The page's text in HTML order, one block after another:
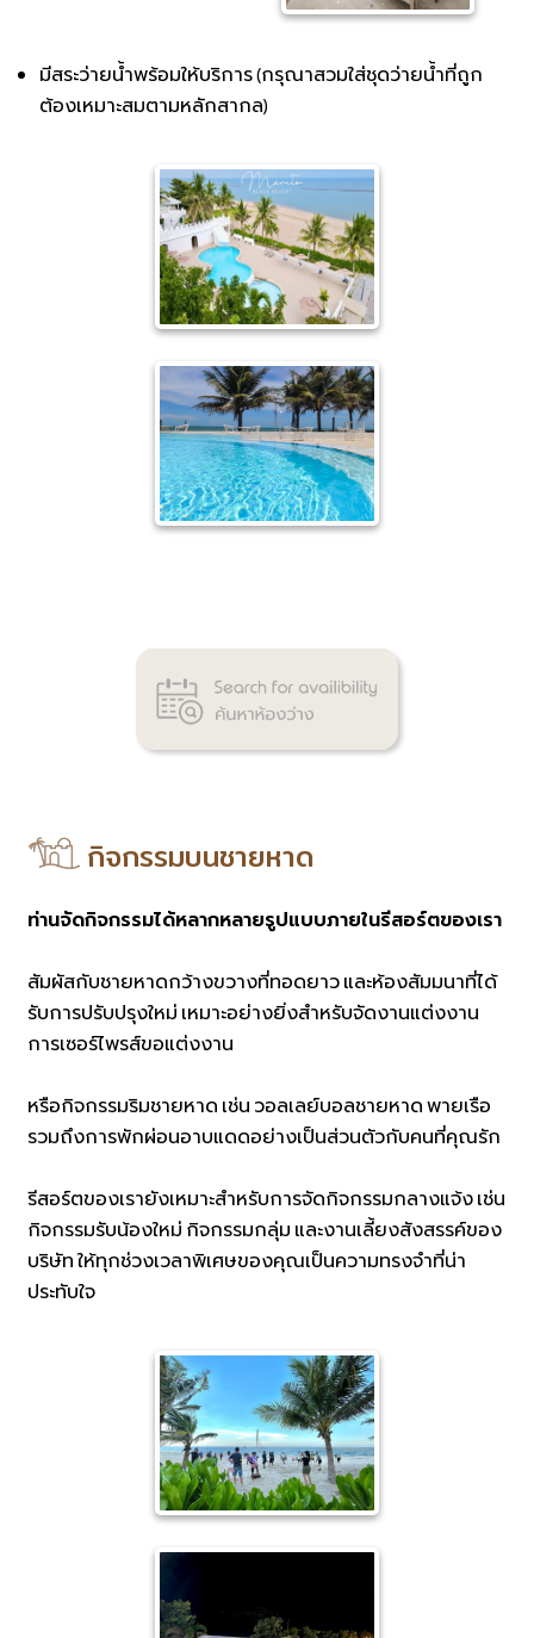
มีสระว่ายน้ำพร้อมให้บริการ (กรุณาสวมใส่ชุดว่ายน้ำที่ถูก
ต้องเหมาะสมตามหลักสากล)
กิจกรรมบนชายหาด
ท่านจัดกิจกรรมได้หลากหลายรูปแบบภายในรีสอร์ตของเรา
สัมผัสกับชายหาดกว้างขวางที่ทอดยาว และห้องสัมมนาที่ได้
รับการปรับปรุงใหม่ เหมาะอย่างยิ่งสำหรับจัดงานแต่งงาน
การเซอร์ไพรส์ขอแต่งงาน
หรือกิจกรรมริมชายหาด เช่น วอลเลย์บอลชายหาด พายเรือ
รวมถึงการพักผ่อนอาบแดดอย่างเป็นส่วนตัวกับคนที่คุณรัก
รีสอร์ตของเรายังเหมาะสำหรับการจัดกิจกรรมกลางแจ้ง เช่น
กิจกรรมรับน้องใหม่ กิจกรรมกลุ่ม และงานเลี้ยงสังสรรค์ของ
บริษัท ให้ทุกช่วงเวลาพิเศษของคุณเป็นความทรงจำที่น่า
ประทับใจ